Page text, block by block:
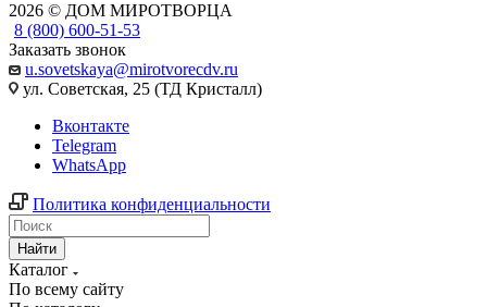
2026 © ДОМ МИРОТВОРЦА
8 (800) 600-51-53
Заказать звонок
u.sovetskaya@mirotvorecdv.ru
ул. Советская, 25 (ТД Кристалл)
Вконтакте
Telegram
WhatsApp
Политика конфиденциальности
Найти
Каталог
По всему сайту